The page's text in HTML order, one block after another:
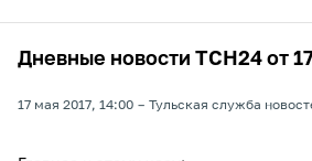
Дневные новости ТСН24 от
17 мая 2017, 14:00 Тульская служба